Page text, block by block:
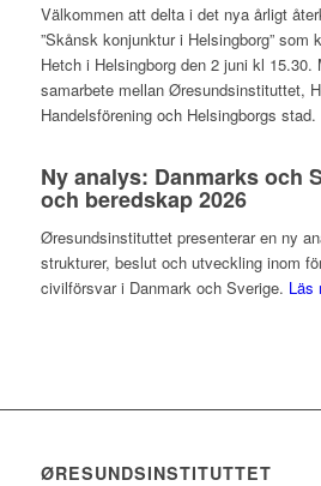
Välkommen att delta i det nya årligt
”Skånsk konjunktur i Helsingborg” som
Hetch i Helsingborg den 2 juni kl 15.30.
samarbete mellan Øresundsinstituttet,
Handelsförening och Helsingborgs stad.
Ny analys: Danmarks och
och beredskap 2026
Øresundsinstituttet presenterar en ny
strukturer, beslut och utveckling inom
civilförsvar i Danmark och Sverige. Läs
ØRESUNDSINSTITUTTET